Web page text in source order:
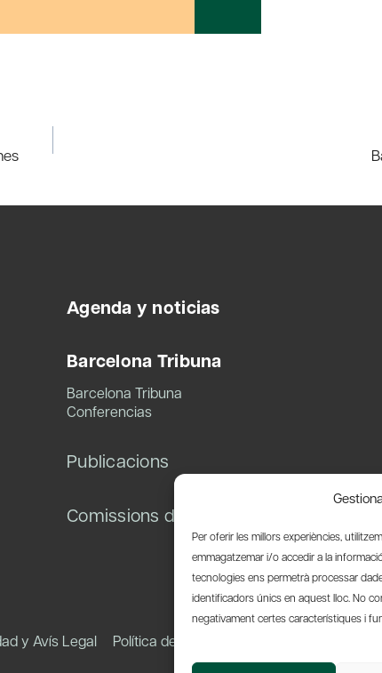
Per oferir les millors experiències,
emmagatzemar i/o accedir a la
tecnologies ens permetrà processar
identificadors únics en aquest lloc. No
negativament certes característiques i
Agenda y noticias
Barcelona Tribuna
Barcelona Tribuna
Conferencias
Publicacions
Comissions de treball
y Avís Legal Política de Cookies